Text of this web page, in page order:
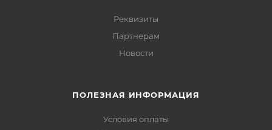
Реквизиты
Партнерам
Новости
ПОЛЕЗНАЯ ИНФОРМАЦИЯ
Условия оплаты